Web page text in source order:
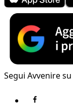
Segui Avvenire su